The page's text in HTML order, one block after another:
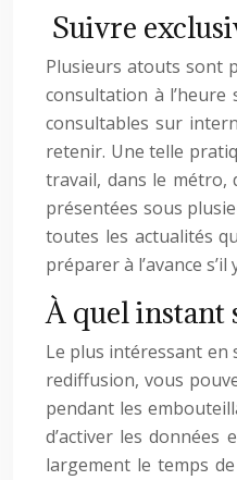
Suivre
Plusieurs atouts sont
consultation à
consultables sur
retenir. Une telle
travail, dans le métro,
présentées sous
toutes les actualités
préparer à l’avance
À quel instant
Le plus intéressant en
rediffusion, vous
pendant les
d’activer les données
largement le temps